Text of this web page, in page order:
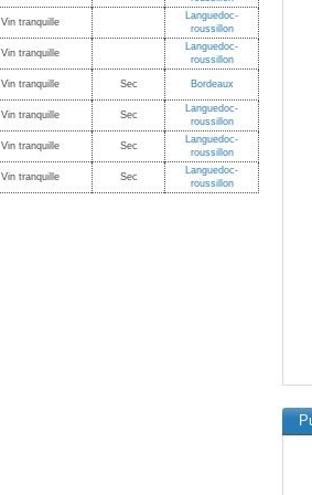
Vin tranquille
Languedoc-
roussillon
Vin tranquille
Languedoc-
roussillon
Vin tranquille Sec Bordeaux
Vin tranquille Sec
Languedoc-
roussillon
Vin tranquille Sec
Languedoc-
roussillon
Vin tranquille Sec
Languedoc-
roussillon